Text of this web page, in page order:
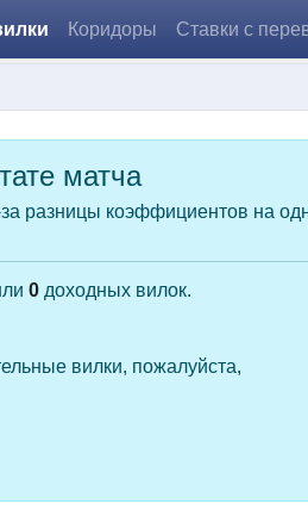
Коридоры Ставки с
матча
разницы коэффициентов на
0 доходных вилок.
вилки, пожалуйста,